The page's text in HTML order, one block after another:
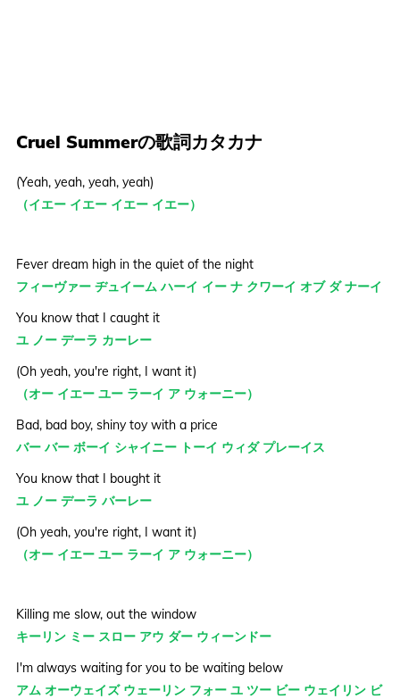
Cruel Summerの歌詞カタカナ
(Yeah, yeah, yeah, yeah)
（イエー イエー イエー イエー）
Fever dream high in the quiet of the night
フィーヴァー ヂュイーム ハーイ イー ナ クワーイ オブ ダ ナーイ
You know that I caught it
ユ ノー デーラ カーレー
(Oh yeah, you're right, I want it)
（オー イエー ユー ラーイ ア ウォーニー）
Bad, bad boy, shiny toy with a price
バー バー ボーイ シャイニー トーイ ウィダ プレーイス
You know that I bought it
ユ ノー デーラ バーレー
(Oh yeah, you're right, I want it)
（オー イエー ユー ラーイ ア ウォーニー）
Killing me slow, out the window
キーリン ミー スロー アウ ダー ウィーンドー
I'm always waiting for you to be waiting below
アム オーウェイズ ウェーリン フォー ユ ツー ビー ウェイリン ビ